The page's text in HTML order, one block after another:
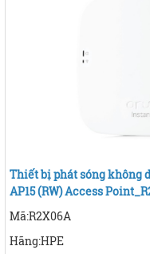
Thiết bị phát sóng không
AP15 (RW) Access
Mã:R2X06A
Hãng:HPE